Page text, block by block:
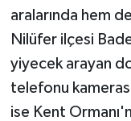
aralarında hem
Nilüfer ilçesi
yiyecek arayan
telefonu
ise Kent
HABERDE
İNSAN
İş Dünyası